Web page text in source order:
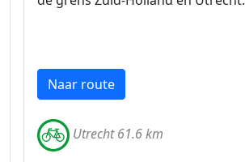
Naar route
Utrecht 61.6 km